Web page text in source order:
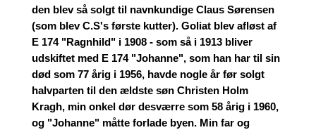
den blev så solgt til navnkundige Claus Sørensen
(som blev C.S's første kutter). Goliat blev afløst af
E 174 "Ragnhild" i 1908 - som så i 1913 bliver
udskiftet med E 174 "Johanne", som han har til sin
død som 77 årig i 1956, havde nogle år før solgt
halvparten til den ældste søn Christen Holm
Kragh, min onkel dør desværre som 58 årig i 1960,
og "Johanne" måtte forlade byen. Min far og